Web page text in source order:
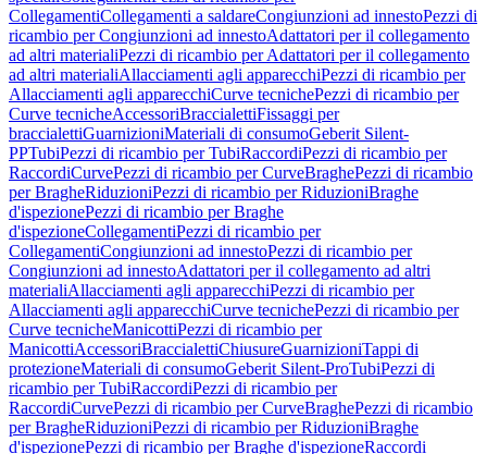
CollegamentiCollegamenti a saldareCongiunzioni ad innestoPezzi di
ricambio per Congiunzioni ad innestoAdattatori per il collegamento
ad altri materialiPezzi di ricambio per Adattatori per il collegamento
ad altri materialiAllacciamenti agli apparecchiPezzi di ricambio per
Allacciamenti agli apparecchiCurve tecnichePezzi di ricambio per
Curve tecnicheAccessoriBraccialettiFissaggi per
braccialettiGuarnizioniMateriali di consumoGeberit Silent-
PPTubiPezzi di ricambio per TubiRaccordiPezzi di ricambio per
RaccordiCurvePezzi di ricambio per CurveBraghePezzi di ricambio
per BragheRiduzioniPezzi di ricambio per RiduzioniBraghe
d'ispezionePezzi di ricambio per Braghe
d'ispezioneCollegamentiPezzi di ricambio per
CollegamentiCongiunzioni ad innestoPezzi di ricambio per
Congiunzioni ad innestoAdattatori per il collegamento ad altri
materialiAllacciamenti agli apparecchiPezzi di ricambio per
Allacciamenti agli apparecchiCurve tecnichePezzi di ricambio per
Curve tecnicheManicottiPezzi di ricambio per
ManicottiAccessoriBraccialettiChiusureGuarnizioniTappi di
protezioneMateriali di consumoGeberit Silent-ProTubiPezzi di
ricambio per TubiRaccordiPezzi di ricambio per
RaccordiCurvePezzi di ricambio per CurveBraghePezzi di ricambio
per BragheRiduzioniPezzi di ricambio per RiduzioniBraghe
d'ispezionePezzi di ricambio per Braghe d'ispezioneRaccordi